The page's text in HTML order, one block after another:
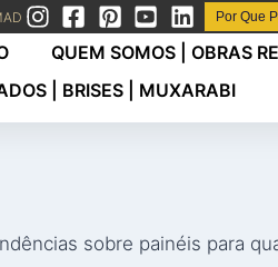
Por Que
QUEM SOMOS | OBRAS
| BRISES | MUXARABI
sobre painéis para